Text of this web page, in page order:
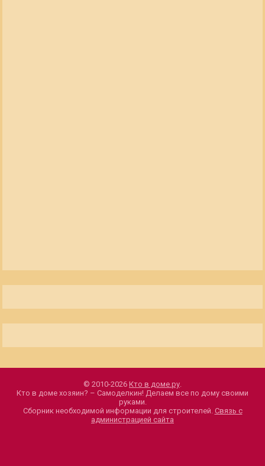
© 2010-2026 Кто в доме.ру.
Кто в доме хозяин? – Самоделкин! Делаем все по дому своими
руками.
Сборник необходимой информации для строителей. Связь с
администрацией сайта